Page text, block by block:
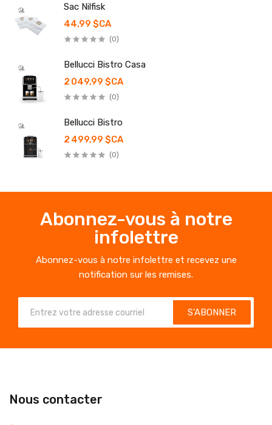
Sac Nilfisk
44,99 $CA
(0)
Bellucci Bistro Casa
2 049,99 $CA
(0)
Bellucci Bistro
2 499,99 $CA
(0)
Abonnez-vous à notre
infolettre
Abonnez-vous à notre infolettre et recevez une
notification sur les remises.
S'ABONNER
Nous contacter